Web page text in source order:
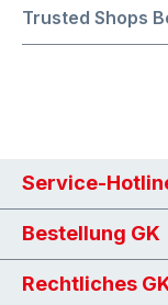
Trusted Shops
Service-
Bestellung GK
Rechtliches